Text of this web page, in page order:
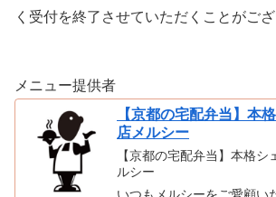
く受付を終了させていただくことがござ
メニュー提供者
【京都の宅配弁当】本
店メルシー
【京都の宅配弁当】本格シ
ルシー